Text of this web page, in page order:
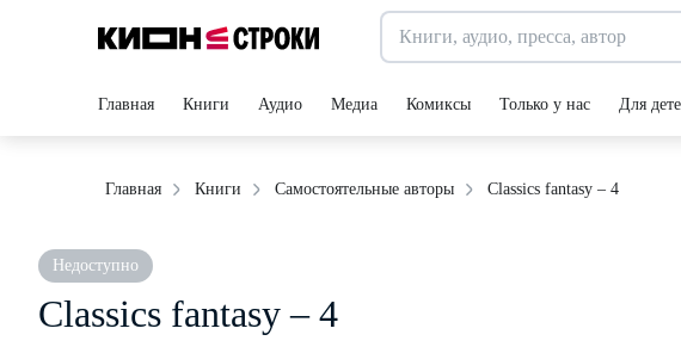
Главная Книги Аудио Медиа Комиксы Только у нас Для
Главная Книги Самостоятельные авторы Classics fantasy – 4
Недоступно
Classics fantasy – 4